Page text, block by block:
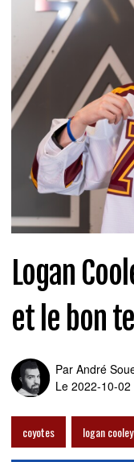
Logan
et le bon
Par André
Le 2022-10-02
coyotes logan cooley